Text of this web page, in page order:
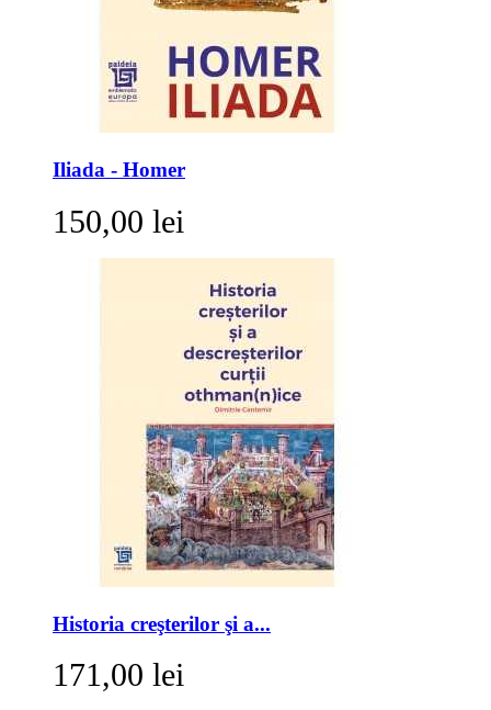
Iliada - Homer
150,00 lei
Historia creşterilor şi a...
171,00 lei